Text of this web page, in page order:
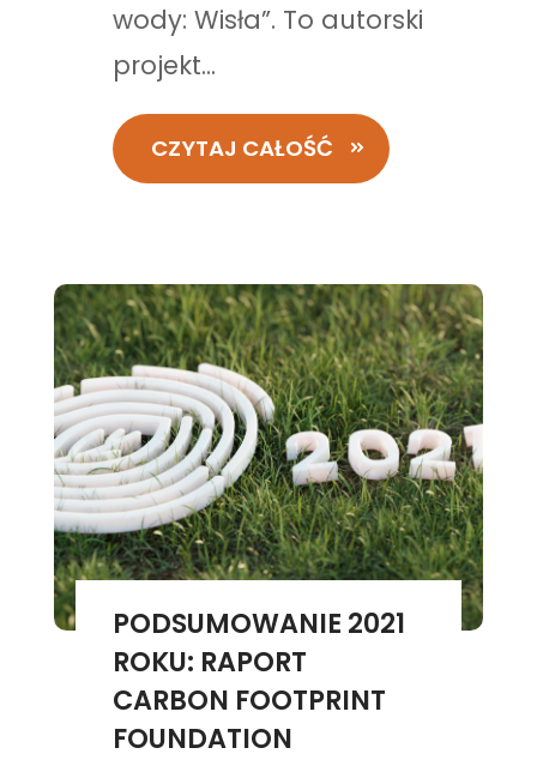
wody: Wisła”. To autorski
projekt...
CZYTAJ CAŁOŚĆ
PODSUMOWANIE 2021
ROKU: RAPORT
CARBON FOOTPRINT
FOUNDATION